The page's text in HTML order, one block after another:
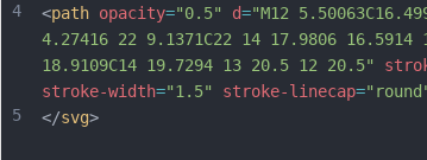
4
5
<path opacity="0.5" d="M12
4.27416 22 9.1371C22 14 17.9806 16.5914
18.9109C14 19.7294 13 20.5 12 20.5"
stroke-width="1.5" stroke-linecap=
</svg>